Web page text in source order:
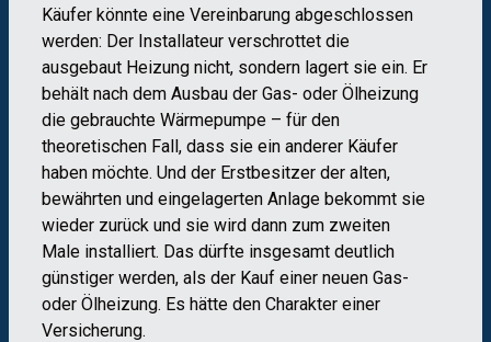
Käufer könnte eine Vereinbarung abgeschlossen
werden: Der Installateur verschrottet die
ausgebaut Heizung nicht, sondern lagert sie ein. Er
behält nach dem Ausbau der Gas- oder Ölheizung
die gebrauchte Wärmepumpe – für den
theoretischen Fall, dass sie ein anderer Käufer
haben möchte. Und der Erstbesitzer der alten,
bewährten und eingelagerten Anlage bekommt sie
wieder zurück und sie wird dann zum zweiten
Male installiert. Das dürfte insgesamt deutlich
günstiger werden, als der Kauf einer neuen Gas-
oder Ölheizung. Es hätte den Charakter einer
Versicherung.